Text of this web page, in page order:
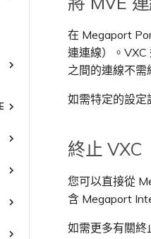
在 Megaport
連連線）。
之間的連線不需
如需特定的設定
終止 VXC
您可以直接從
含 Megaport
如需更多有關終